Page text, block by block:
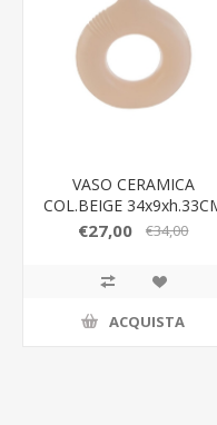
VASO CERAMICA
COL.BEIGE
10415 LE STELLE
€27,00 €34,00
ACQUISTA